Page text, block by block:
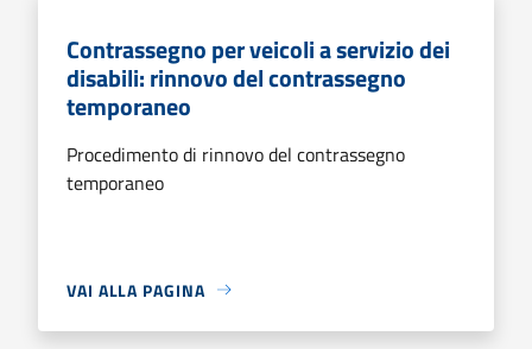
Contrassegno per veicoli a servizio dei
disabili: rinnovo del contrassegno
temporaneo
Procedimento di rinnovo del contrassegno
temporaneo
VAI ALLA PAGINA